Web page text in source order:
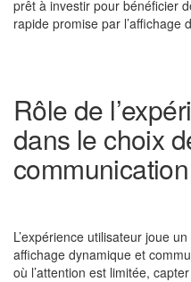
prêt à investir pour bénéficier
rapide promise par l’affichage
Rôle de
dans le choix
communication
L’expérience utilisateur joue
affichage dynamique et
où l’attention est limitée,